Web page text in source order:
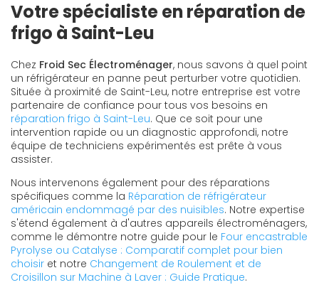
Votre spécialiste en réparation de
frigo à Saint-Leu
Chez Froid Sec Électroménager, nous savons à quel point
un réfrigérateur en panne peut perturber votre quotidien.
Située à proximité de Saint-Leu, notre entreprise est votre
partenaire de confiance pour tous vos besoins en
réparation frigo à Saint-Leu. Que ce soit pour une
intervention rapide ou un diagnostic approfondi, notre
équipe de techniciens expérimentés est prête à vous
assister.
Nous intervenons également pour des réparations
spécifiques comme la Réparation de réfrigérateur
américain endommagé par des nuisibles. Notre expertise
s'étend également à d'autres appareils électroménagers,
comme le démontre notre guide pour le Four encastrable
Pyrolyse ou Catalyse : Comparatif complet pour bien
choisir et notre Changement de Roulement et de
Croisillon sur Machine à Laver : Guide Pratique.